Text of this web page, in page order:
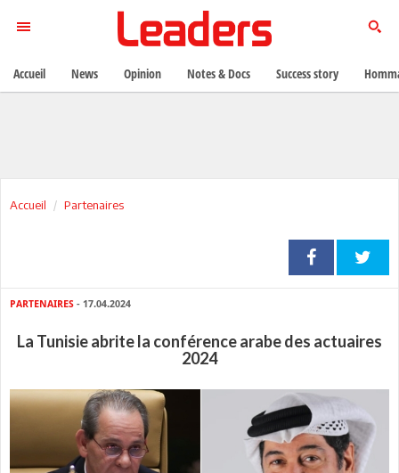
Accueil Partenaires
PARTENAIRES - 17.04.2024
La Tunisie abrite la conférence arabe des actuaires
2024
Accueil News Opinion Notes & Docs Success story